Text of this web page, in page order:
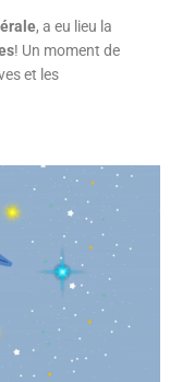
, a eu lieu la
! Un moment de
et les